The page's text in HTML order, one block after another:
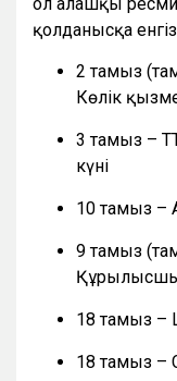
қолданысқа
2 тамыз
Көлік
3 тамыз –
күні
10 тамыз –
9 тамыз
18 тамыз –
18 тамыз –